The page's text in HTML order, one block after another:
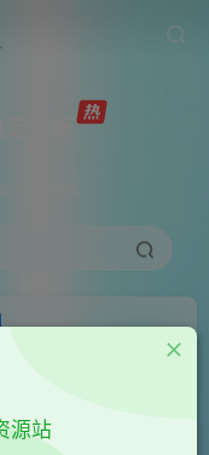
更新
365天更新
源站